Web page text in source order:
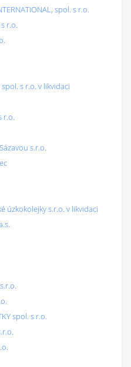
spol. s r.o.
r.o.
spol. s r.o. v likvidaci
r.o.
s.r.o.
úzkokolejky s.r.o. v likvidaci
spol. s r.o.